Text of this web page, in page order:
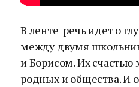
В ленте речь идет о
между двумя
и Борисом. Их
родных и общества. И